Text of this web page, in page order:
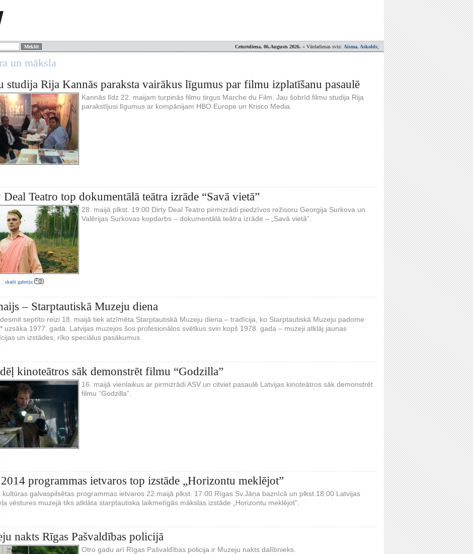
Ceturtdiena, 06.Augusts 2026. » Vārdadienas svin: Aisma, Askolds;
un māksla
studija Rija Kannās paraksta vairākus līgumus par filmu izplatīšanu pasaulē
Kannās līdz 22. maijam turpinās filmu tirgus Marche du Film. Jau šobrīd filmu studija Rija
parakstījusi līgumus ar kompānijam HBO Europe un Krisco Media.
Teatro top dokumentālā teātra izrāde “Savā vietā”
28. maijā plkst. 19:00 Dirty Deal Teatro pirmizrādi piedzīvos režisoru Georgija Surkova un
Valērijas Surkovas kopdarbs – dokumentālā teātra izrāde – „Savā vietā”.
| skatīt galeriju
– Starptautiskā Muzeju diena
septīto reizi 18. maijā tiek atzīmēta Starptautiskā Muzeju diena – tradīcija, ko Starptautiskā Muzeju padome
uzsāka 1977. gadā. Latvijas muzejos šos profesionālos svētkus svin kopš 1978. gada – muzeji atklāj jaunas
un izstādes, rīko speciālus pasākumus.
kinoteātros sāk demonstrēt filmu “Godzilla”
16. maijā vienlaikus ar pirmizrādi ASV un citviet pasaulē Latvijas kinoteātros sāk demonstrēt
filmu “Godzilla”.
programmas ietvaros top izstāde „Horizontu meklējot”
kultūras galvaspilsētas programmas ietvaros 22.maijā plkst. 17:00 Rīgas Sv.Jāņa baznīcā un plkst.18:00 Latvijas
vēstures muzejā tiks atklāta starptautiska laikmetīgās mākslas izstāde „Horizontu meklējot".
nakts Rīgas Pašvaldības policijā
Otro gadu arī Rīgas Pašvaldības policija ir Muzeju nakts dalībnieks.